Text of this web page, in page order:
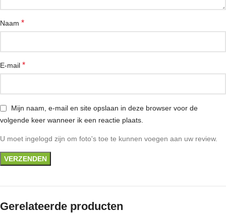
Naam *
E-mail *
Mijn naam, e-mail en site opslaan in deze browser voor de
volgende keer wanneer ik een reactie plaats.
U moet ingelogd zijn om foto's toe te kunnen voegen aan uw review.
Gerelateerde producten